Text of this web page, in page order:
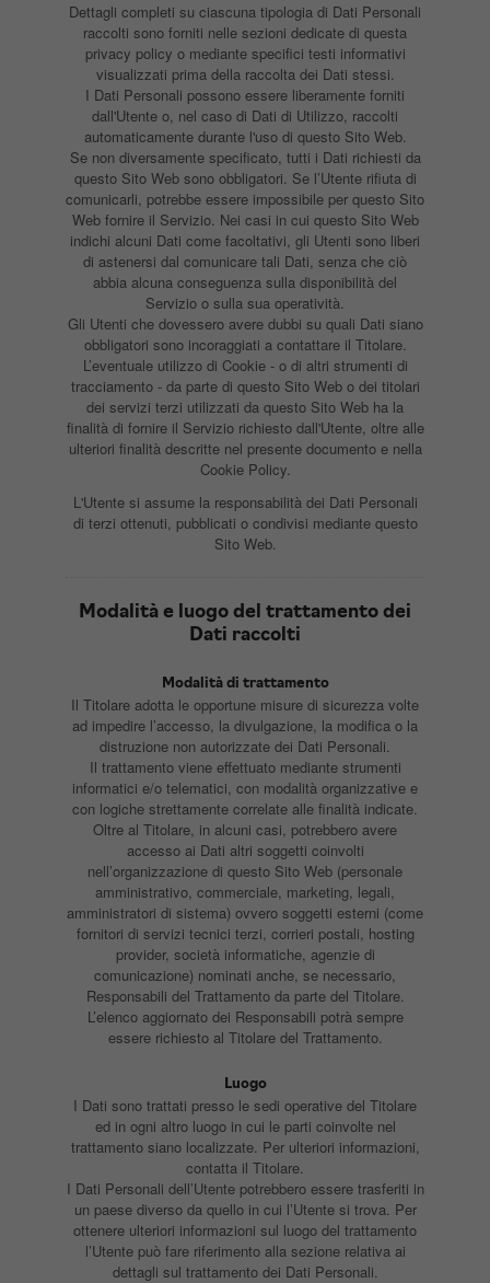
Dettagli completi su ciascuna tipologia di Dati Personali
raccolti sono forniti nelle sezioni dedicate di questa
privacy policy o mediante specifici testi informativi
visualizzati prima della raccolta dei Dati stessi.
I Dati Personali possono essere liberamente forniti
dall'Utente o, nel caso di Dati di Utilizzo, raccolti
automaticamente durante l'uso di questo Sito Web.
Se non diversamente specificato, tutti i Dati richiesti da
questo Sito Web sono obbligatori. Se l’Utente rifiuta di
comunicarli, potrebbe essere impossibile per questo Sito
Web fornire il Servizio. Nei casi in cui questo Sito Web
indichi alcuni Dati come facoltativi, gli Utenti sono liberi
di astenersi dal comunicare tali Dati, senza che ciò
abbia alcuna conseguenza sulla disponibilità del
Servizio o sulla sua operatività.
Gli Utenti che dovessero avere dubbi su quali Dati siano
obbligatori sono incoraggiati a contattare il Titolare.
L’eventuale utilizzo di Cookie - o di altri strumenti di
tracciamento - da parte di questo Sito Web o dei titolari
dei servizi terzi utilizzati da questo Sito Web ha la
finalità di fornire il Servizio richiesto dall'Utente, oltre alle
ulteriori finalità descritte nel presente documento e nella
Cookie Policy.
L'Utente si assume la responsabilità dei Dati Personali
di terzi ottenuti, pubblicati o condivisi mediante questo
Sito Web.
Modalità e luogo del trattamento dei
Dati raccolti
Modalità di trattamento
Il Titolare adotta le opportune misure di sicurezza volte
ad impedire l’accesso, la divulgazione, la modifica o la
distruzione non autorizzate dei Dati Personali.
Il trattamento viene effettuato mediante strumenti
informatici e/o telematici, con modalità organizzative e
con logiche strettamente correlate alle finalità indicate.
Oltre al Titolare, in alcuni casi, potrebbero avere
accesso ai Dati altri soggetti coinvolti
nell’organizzazione di questo Sito Web (personale
amministrativo, commerciale, marketing, legali,
amministratori di sistema) ovvero soggetti esterni (come
fornitori di servizi tecnici terzi, corrieri postali, hosting
provider, società informatiche, agenzie di
comunicazione) nominati anche, se necessario,
Responsabili del Trattamento da parte del Titolare.
L’elenco aggiornato dei Responsabili potrà sempre
essere richiesto al Titolare del Trattamento.
Luogo
I Dati sono trattati presso le sedi operative del Titolare
ed in ogni altro luogo in cui le parti coinvolte nel
trattamento siano localizzate. Per ulteriori informazioni,
contatta il Titolare.
I Dati Personali dell’Utente potrebbero essere trasferiti in
un paese diverso da quello in cui l’Utente si trova. Per
ottenere ulteriori informazioni sul luogo del trattamento
l’Utente può fare riferimento alla sezione relativa ai
dettagli sul trattamento dei Dati Personali.